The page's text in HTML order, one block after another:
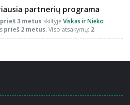
partnerių programa
prieš 3 metus skiltyje Viskas ir Nieko
prieš 2 metus. Viso atsakymų: 2.